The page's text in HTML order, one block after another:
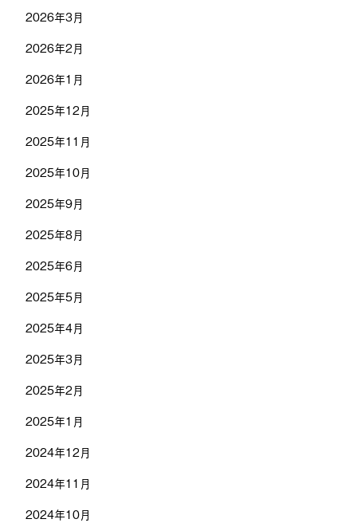
2026年3月
2026年2月
2026年1月
2025年12月
2025年11月
2025年10月
2025年9月
2025年8月
2025年6月
2025年5月
2025年4月
2025年3月
2025年2月
2025年1月
2024年12月
2024年11月
2024年10月